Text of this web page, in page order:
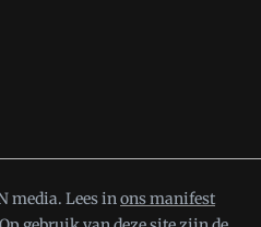
media. Lees inons manifest